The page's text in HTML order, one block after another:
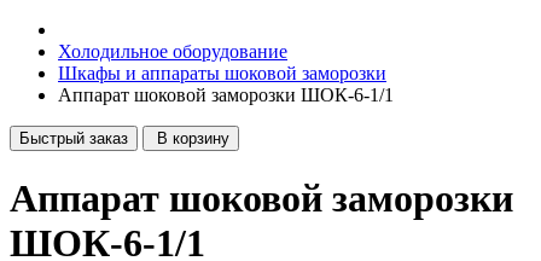
Холодильное оборудование
Шкафы и аппараты шоковой заморозки
Аппарат шоковой заморозки ШОК-6-1/1
Быстрый заказ В корзину
Аппарат шоковой заморозки
ШОК-6-1/1